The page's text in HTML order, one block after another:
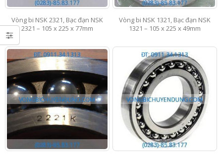
Vòng bi NSK 2321, Bạc đạn NSK
2321 – 105 x 225 x 77mm
Vòng bi NSK 1321, Bạc đạn NSK
1321 – 105 x 225 x 49mm